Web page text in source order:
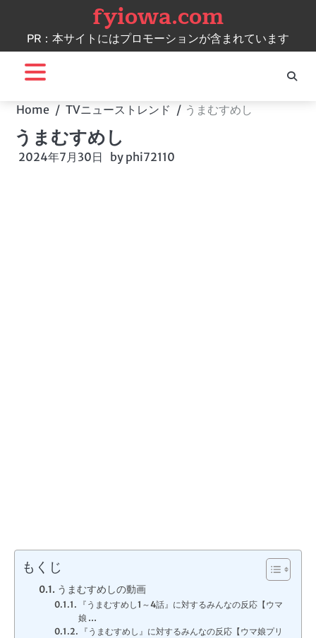
content
fyiowa.com
PR：本サイトにはプロモーションが含まれています
Home TVニューストレンド うまむすめし
うまむすめし
2024年7月30日 by phi72110
もくじ
うまむすめしの動画
『うまむすめし1～4話』に対するみんなの反応【ウマ
娘 …
『うまむすめし』に対するみんなの反応【ウマ娘プリ